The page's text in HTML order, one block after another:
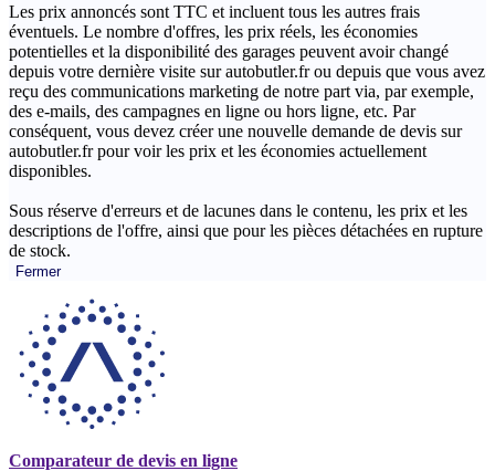
Les prix annoncés sont TTC et incluent tous les autres frais
éventuels. Le nombre d'offres, les prix réels, les économies
potentielles et la disponibilité des garages peuvent avoir changé
depuis votre dernière visite sur autobutler.fr ou depuis que vous avez
reçu des communications marketing de notre part via, par exemple,
des e-mails, des campagnes en ligne ou hors ligne, etc. Par
conséquent, vous devez créer une nouvelle demande de devis sur
autobutler.fr pour voir les prix et les économies actuellement
disponibles.
Sous réserve d'erreurs et de lacunes dans le contenu, les prix et les
descriptions de l'offre, ainsi que pour les pièces détachées en rupture
de stock.
Fermer
Comparateur de devis en ligne